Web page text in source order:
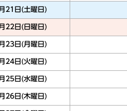
21日(土曜日)
22日(日曜日)
23日(月曜日)
24日(火曜日)
25日(水曜日)
26日(木曜日)